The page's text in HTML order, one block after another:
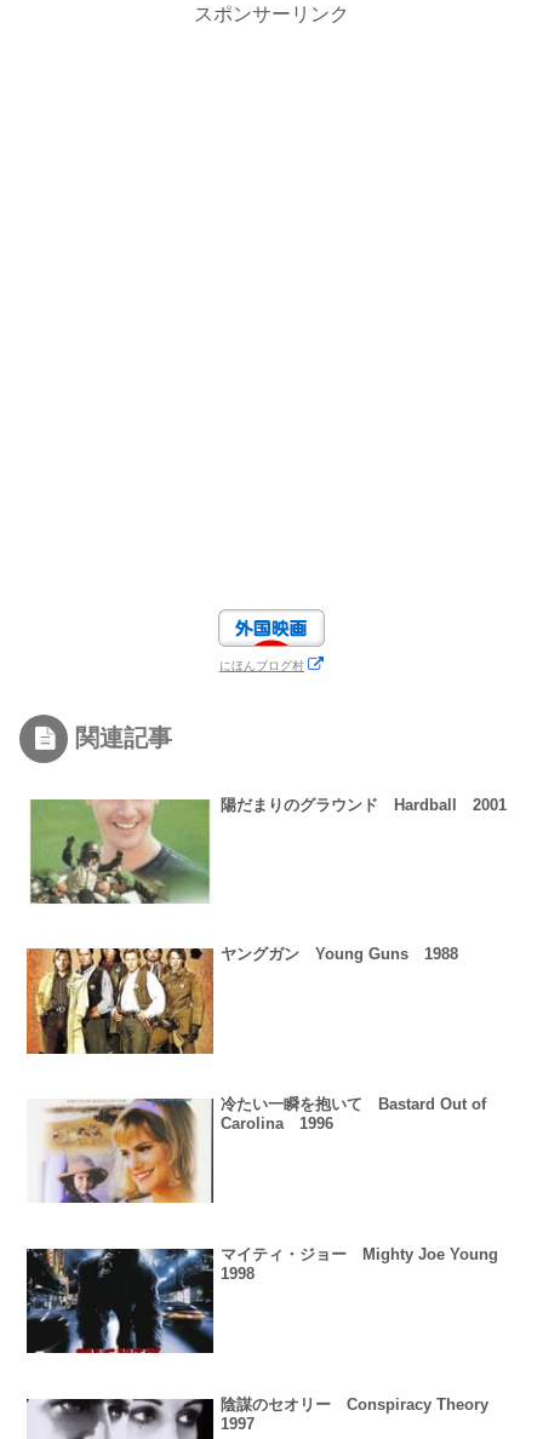
スポンサーリンク
にほんブログ村
関連記事
陽だまりのグラウンド Hardball 2001
ヤングガン Young Guns 1988
冷たい一瞬を抱いて Bastard Out of
Carolina 1996
マイティ・ジョー Mighty Joe Young
1998
陰謀のセオリー Conspiracy Theory
1997